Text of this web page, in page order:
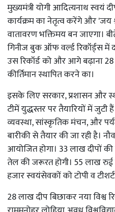
मुख्यमंत्री योगी आदित्यनाथ स्वयं
कार्यक्रम का नेतृत्व करेंगे और 'जय
वातावरण भक्तिमय बन जाएगा।
गिनीज बुक ऑफ वर्ल्ड रिकॉर्ड्स में
उस रिकॉर्ड को और आगे बढ़ाना 28
कीर्तिमान स्थापित करने का।
इसके लिए सरकार, प्रशासन और
टीमें युद्धस्तर पर तैयारियों में जुटी
व्यवस्था, सांस्कृतिक मंचन, और
बारीकी से तैयार की जा रही है।
आयोजित होगा। 33 लाख दीपों
तेल की जरूरत होगी। 55 लाख रुई
हजार स्वयंसेवकों को टोपी व टीशर्ट
28 लाख दीप बिछाकर नया विश्व